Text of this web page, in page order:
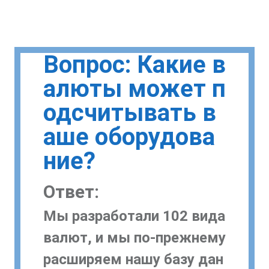
Вопрос: Какие в
алюты может п
одсчитывать в
аше оборудова
ние?
Ответ:
Мы разработали 102 вида
валют, и мы по-прежнему
расширяем нашу базу дан